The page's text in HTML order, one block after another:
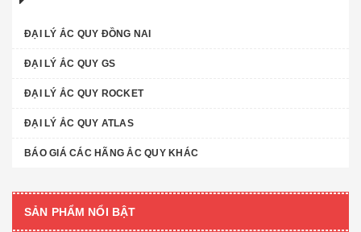
ĐẠI LÝ ẮC QUY ĐỒNG NAI
ĐẠI LÝ ẮC QUY GS
ĐẠI LÝ ẮC QUY ROCKET
ĐẠI LÝ ẮC QUY ATLAS
BÁO GIÁ CÁC HÃNG ẮC QUY KHÁC
SẢN PHẨM NỔI BẬT